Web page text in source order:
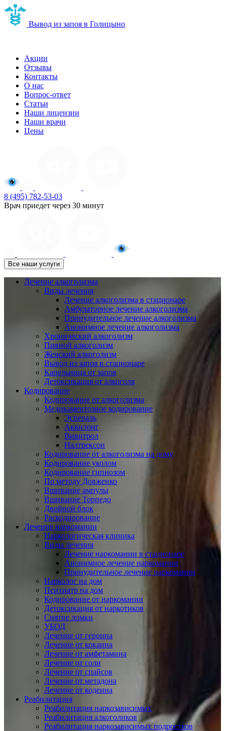
Вывод из запоя в Голицыно
Акции
Отзывы
Контакты
О нас
Вопрос-ответ
Статьи
Наши лицензии
Наши врачи
Цены
8 (495) 782-53-03
Врач приедет через 30 минут
Все наши услуги
Лечение алкоголизма
Виды лечения
Лечение алкоголизма в стационаре
Амбулаторное лечение алкоголизма
Принудительное лечение алкоголизма
Анонимное лечение алкоголизма
Хронический алкоголизм
Пивной алкоголизм
Женский алкоголизм
Вывод из запоя в стационаре
Капельница от запоя
Детоксикация от алкоголя
Кодирование
Кодирование от алкоголизма
Медикаментозное кодирование
Эспераль
Аквилонг
Вивитрол
Налтрексон
Кодирование от алкоголизма на дому
Кодирование уколом
Кодирование гипнозом
По методу Довженко
Вшивание ампулы
Вшивание Торпедо
Двойной блок
Раскодирование
Лечение наркомании
Наркологическая клиника
Виды лечения
Лечение наркомании в стационаре
Анонимное лечение наркомании
Принудительное лечение наркомании
Нарколог на дом
Психиатр на дом
Кодирование от наркомании
Детоксикация от наркотиков
Снятие ломки
УБОД
Лечение от героина
Лечение от кокаина
Лечение от амфетамина
Лечение от соли
Лечение от спайсов
Лечение от метадона
Лечение от кодеина
Реабилитация
Реабилитация наркозависимых
Реабилитация алкоголиков
Реабилитация наркозависимых подростков